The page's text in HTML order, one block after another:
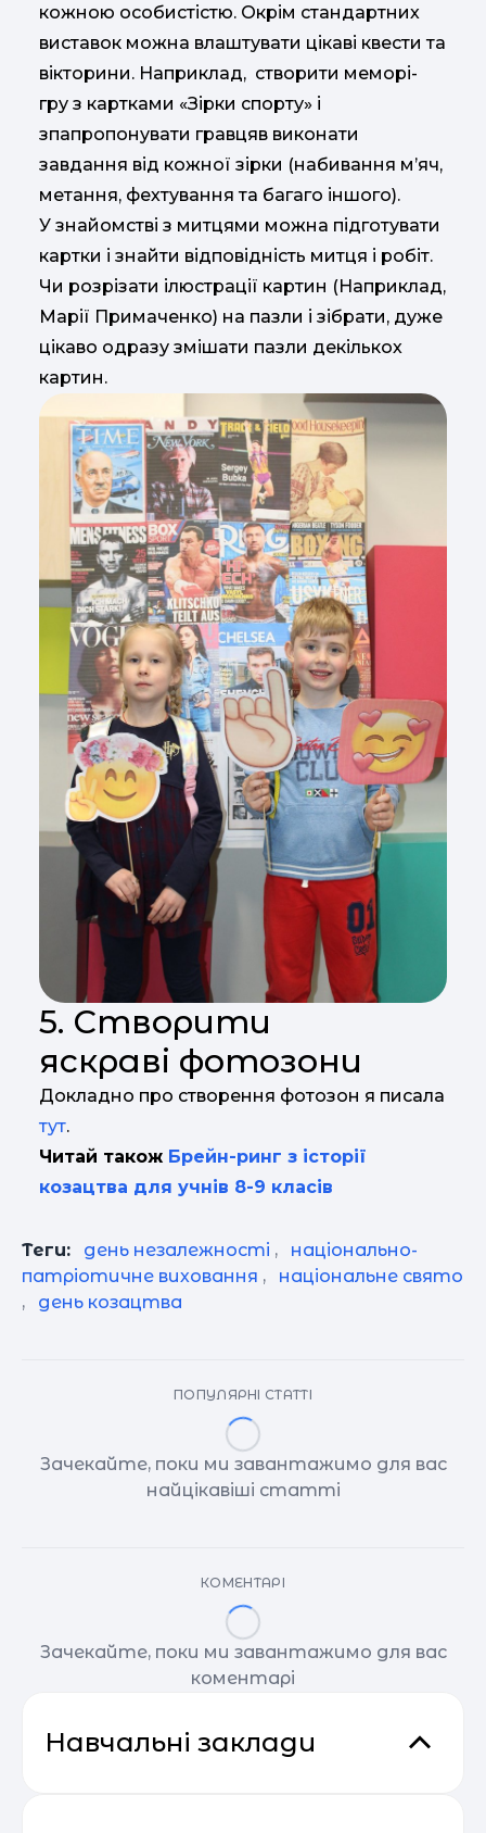
кожною особистістю. Окрім стандартних
виставок можна влаштувати цікаві квести та
вікторини. Наприклад, створити меморі-
гру з картками «Зірки спорту» і
зпапропонувати гравцяв виконати
завдання від кожної зірки (набивання м’яч,
метання, фехтування та багаго іншого).
У знайомстві з митцями можна підготувати
картки і знайти відповідність митця і робіт.
Чи розрізати ілюстрації картин (Наприклад,
Марії Примаченко) на пазли і зібрати, дуже
цікаво одразу змішати пазли декількох
картин.
5. Створити
яскраві фотозони
Докладно про створення фотозон я писала
тут.
Читай також Брейн-ринг з історії
козацтва для учнів 8-9 класів
Теги: день незалежності ,
національно-
патріотичне виховання ,
національне свято
,
день козацтва
ПОПУЛЯРНІ СТАТТІ
Зачекайте, поки ми завантажимо для вас
найцікавіші статті
КОМЕНТАРІ
Зачекайте, поки ми завантажимо для вас
коментарі
Навчальні заклади